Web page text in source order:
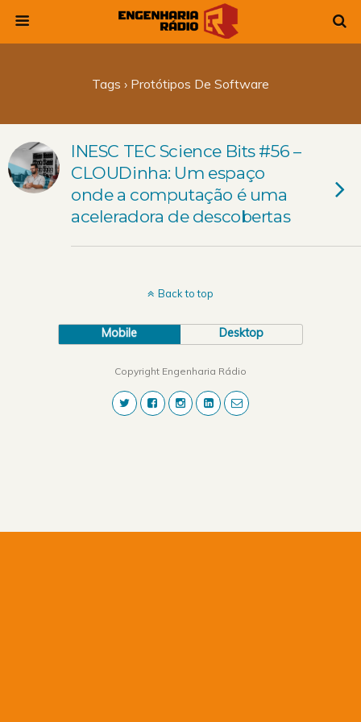
Tags › Protótipos De Software
INESC TEC Science Bits #56 –
CLOUDinha: Um espaço
onde a computação é uma
aceleradora de descobertas
Back to top
Mobile Desktop
Copyright Engenharia Rádio